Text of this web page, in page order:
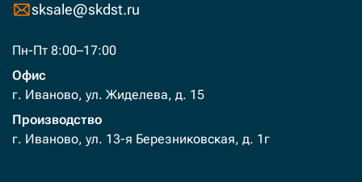
sksale@skdst.ru
Пн-Пт 8:00–17:00
Офис
г. Иваново, ул. Жиделева, д. 15
Производство
г. Иваново, ул. 13-я Березниковская, д. 1г